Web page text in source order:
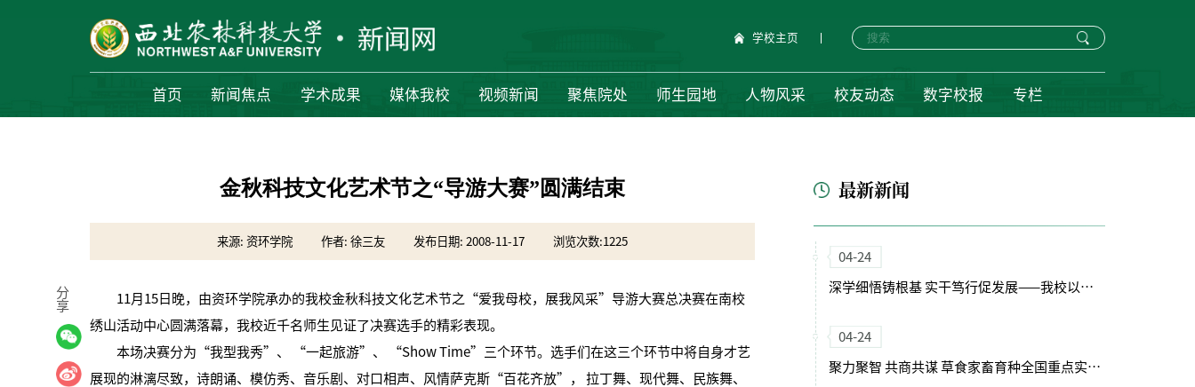
学校主页
首页 新闻焦点 学术成果 媒体我校 视频新闻 聚焦院处 师生园地 人物风采 校友动态 数字校报 专栏
金秋科技文化艺术节之“导游大赛”圆满结束
来源: 资环学院 作者: 徐三友 发布日期: 2008-11-17 浏览次数:1225
11月15日晚，由资环学院承办的我校金秋科技文化艺术节之“爱我母校，展我风采”导游大赛总决赛在南校
绣山活动中心圆满落幕，我校近千名师生见证了决赛选手的精彩表现。
本场决赛分为“我型我秀”、 “一起旅游”、 “Show Time”三个环节。选手们在这三个环节中将自身才艺
展现的淋漓尽致，诗朗诵、模仿秀、音乐剧、对口相声、风情萨克斯“百花齐放”， 拉丁舞、现代舞、民族舞、
分
享
最新新闻
04-24
深学细悟铸根基 实干笃行促发展——我校以正确政绩观引领“十五五”开局新征程
04-24
聚力聚智 共商共谋 草食家畜育种全国重点实验室（筹）学术委员会会议召开